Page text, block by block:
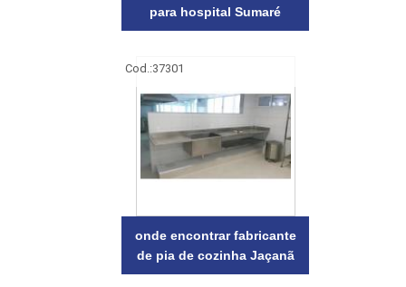
para hospital Sumaré
Cod.:37301
onde encontrar fabricante
de pia de cozinha Jaçanã